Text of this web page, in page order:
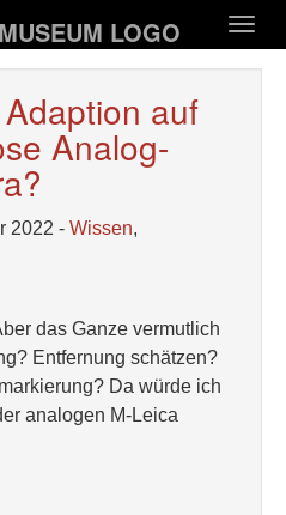
auf
Analog-
2022 - Wissen,
das Ganze vermutlich
Entfernung schätzen?
Da würde ich
analogen M-Leica